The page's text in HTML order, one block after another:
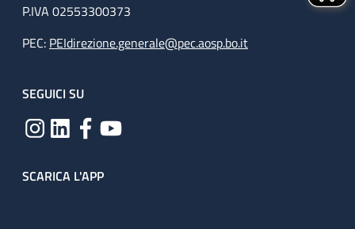
P.IVA 02553300373
PEC: PEIdirezione.generale@pec.aosp.bo.it
SEGUICI SU
SCARICA L'APP